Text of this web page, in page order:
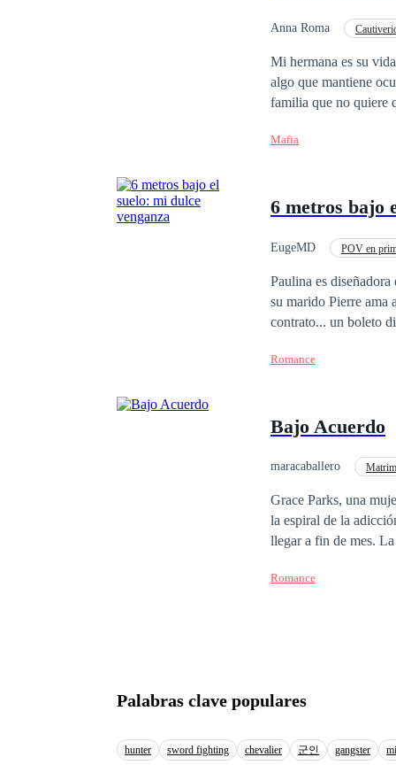
órbita. Pero su pasado no ha terminado. Su infiel exprometido, Andrés. Su traidora mejor amiga, Inés. La
tan poderoso que derrite al Rey
vuelven mortales, cuando el
luchar por el hombre
Anna Roma
Mi hermana es su
algo que mantiene
familia que no quiere
Mafia
6 metros bajo
EugeMD POV en
Paulina es
su marido Pierre ama
contrato... un boleto
amable persona
Romance
Bajo Acuerdo
maracaballero
Grace Parks, una
la espiral de la
llegar a fin de mes.
privacidad de su
Romance
Palabras clave populares
hunter sword fighting chevalier 군인 gangster